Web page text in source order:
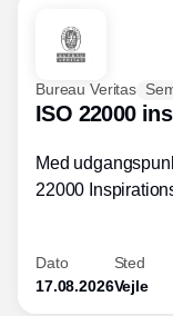
Bureau Veritas
ISO 22000
Med
22000
standarder.
Dato
17.08.2026
Sted
Vejle